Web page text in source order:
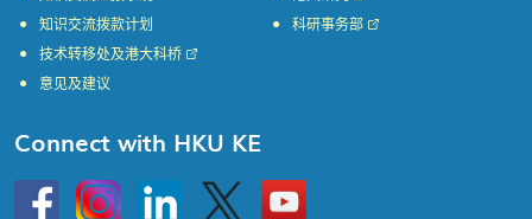
知识交流拨款计划 科研事务部
技术转移处及港大科桥
意见及建议
Connect with HKU KE
InstagramLinkedin Twitter
Go
to